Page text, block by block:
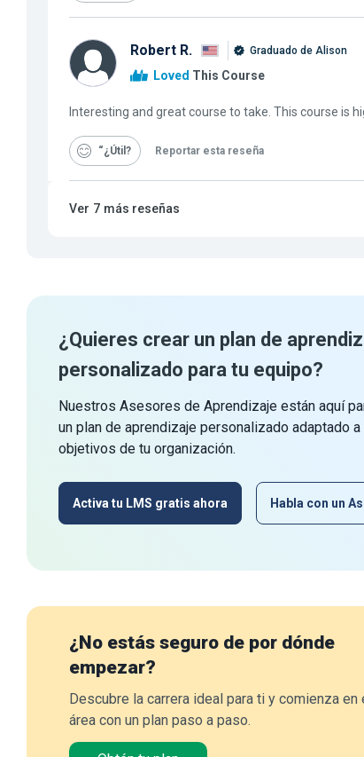
Robert R. Graduado de Alison
Loved This Course
Interesting and great course to take. This course is
“¿Útil Reportar esta reseña
Ver 7 más reseñas
¿Quieres crear un plan de
personalizado para tu equipo?
Nuestros Asesores de Aprendizaje están aquí
un plan de aprendizaje personalizado adaptado
objetivos de tu organización.
Activa tu LMS gratis ahora Habla con un
¿No estás seguro de por dónde
empezar?
Descubre la carrera ideal para ti y comienza en
área con un plan paso a paso.